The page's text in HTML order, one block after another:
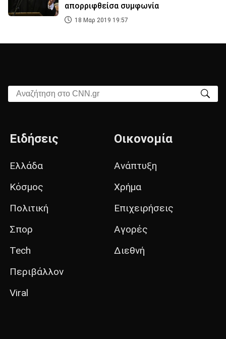
απορριφθείσα συμφωνία
18 Μαρ 2019 19:57
Αναζήτηση στο CNN.gr
Ειδήσεις
Ελλάδα
Κόσμος
Πολιτική
Σπορ
Tech
Περιβάλλον
Viral
Οικονομία
Ανάπτυξη
Χρήμα
Επιχειρήσεις
Αγορές
Διεθνή